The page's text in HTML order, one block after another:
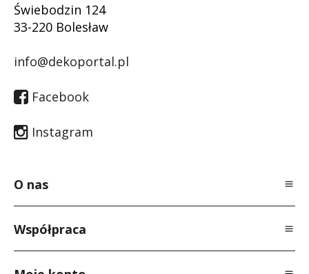
Świebodzin 124
33-220 Bolesław
info@dekoportal.pl
Facebook
Instagram
O nas
Polityka prywatności
Współpraca